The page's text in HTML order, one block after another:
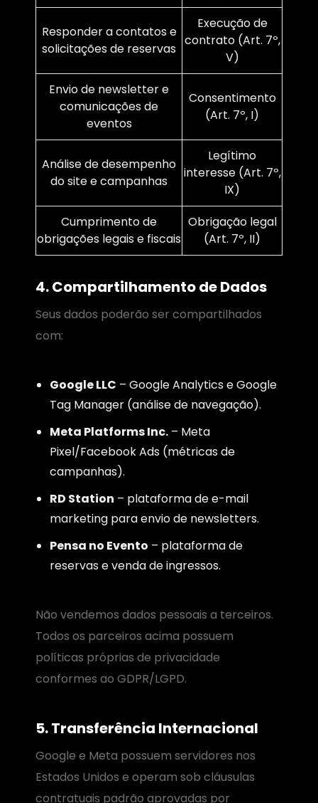
Responder a contatos e
solicitações de reservas
Execução de
contrato (Art. 7º,
V)
Envio de newsletter e
comunicações de
eventos
Consentimento
(Art. 7º, I)
Análise de desempenho
do site e campanhas
Legítimo
interesse (Art. 7º,
IX)
Cumprimento de
obrigações legais e fiscais
Obrigação legal
(Art. 7º, II)
4. Compartilhamento de Dados
Seus dados poderão ser compartilhados
com:
Google LLC – Google Analytics e Google
Tag Manager (análise de navegação).
Meta Platforms Inc. – Meta
Pixel/Facebook Ads (métricas de
campanhas).
RD Station – plataforma de e-mail
marketing para envio de newsletters.
Pensa no Evento – plataforma de
reservas e venda de ingressos.
Não vendemos dados pessoais a terceiros.
Todos os parceiros acima possuem
políticas próprias de privacidade
conformes ao GDPR/LGPD.
5. Transferência Internacional
Google e Meta possuem servidores nos
Estados Unidos e operam sob cláusulas
contratuais padrão aprovadas por